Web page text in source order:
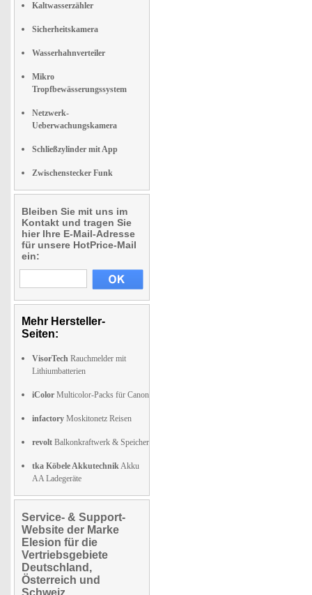
Kaltwasserzähler
Sicherheitskamera
Wasserhahnverteiler
Mikro
Tropfbewässerungssystem
Netzwerk-
Ueberwachungskamera
Schließzylinder mit App
Zwischenstecker Funk
Bleiben Sie mit uns im
Kontakt und tragen Sie
hier Ihre E-Mail-Adresse
für unsere HotPrice-Mail
ein:
Mehr Hersteller-
Seiten:
VisorTech Rauchmelder mit
Lithiumbatterien
iColor Multicolor-Packs für Canon
infactory Moskitonetz Reisen
revolt Balkonkraftwerk & Speicher
tka Köbele AkkutechnikAkku
AA Ladegeräte
Service- & Support-
Website der Marke
Elesion für die
Vertriebsgebiete
Deutschland,
Österreich und
Schweiz